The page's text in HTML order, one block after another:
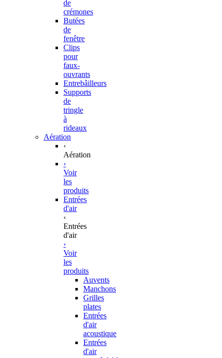
de
crémones
Butées
de
fenêtre
Clips
pour
faux-
ouvrants
Entrebâilleurs
Supports
de
tringle
à
rideaux
Aération
‹
Aération
›
Voir
les
produits
Entrées
d'air
‹
Entrées
d'air
›
Voir
les
produits
Auvents
Manchons
Grilles
plates
Entrées
d'air
acoustique
Entrées
d'air